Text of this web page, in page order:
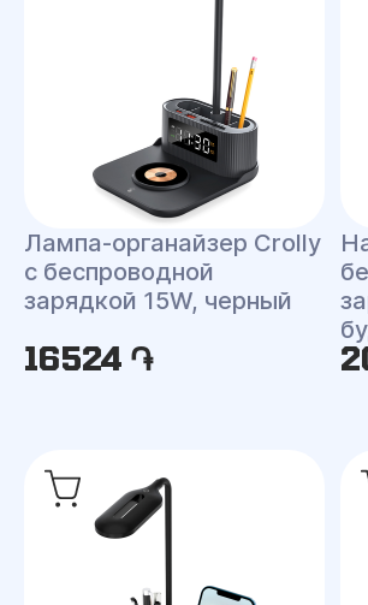
Лампа-органайзер Crolly
c беспроводной
зарядкой 15W, черный
16524 ֏